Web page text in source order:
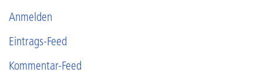
Anmelden
Eintrags-Feed
Kommentar-Feed